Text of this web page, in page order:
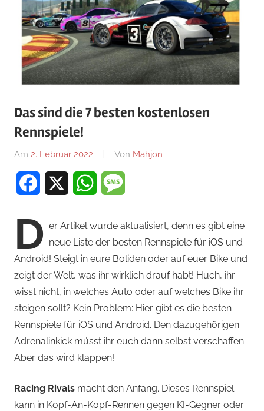
Das sind die 7 besten kostenlosen
Rennspiele!
Am 2. Februar 2022 Von Mahjon
Facebook WhatsApp
D er Artikel wurde aktualisiert, denn es gibt eine
neue Liste der besten Rennspiele für iOS und
Android! Steigt in eure Boliden oder auf euer Bike und
zeigt der Welt, was ihr wirklich drauf habt! Huch, ihr
wisst nicht, in welches Auto oder auf welches Bike ihr
steigen sollt? Kein Problem: Hier gibt es die besten
Rennspiele für iOS und Android. Den dazugehörigen
Adrenalinkick müsst ihr euch dann selbst verschaffen.
Aber das wird klappen!
Racing Rivals macht den Anfang. Dieses Rennspiel
kann in Kopf-An-Kopf-Rennen gegen KI-Gegner oder